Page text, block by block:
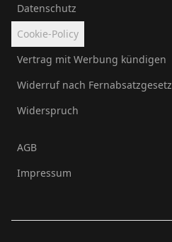
Datenschutz
Cookie-Policy
Vertrag mit Werbung kündigen
Widerruf nach Fernabsatzgesetz
Widerspruch
AGB
Impressum